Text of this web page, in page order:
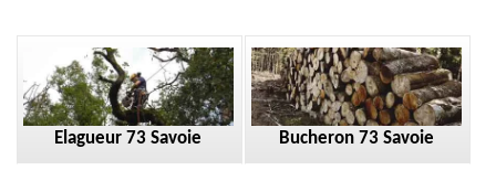
Elagueur 73 Savoie Bucheron 73 Savoie